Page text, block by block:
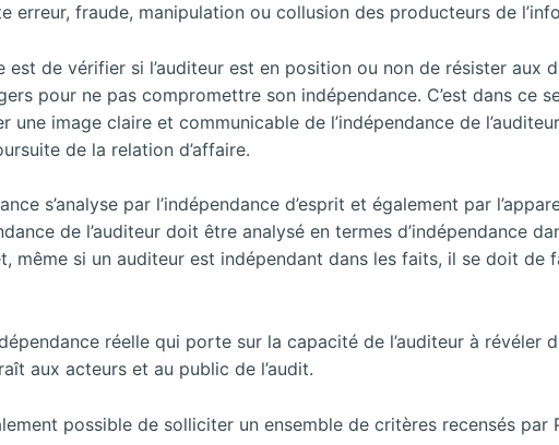
fraude, manipulation ou collusion des producteurs de
est de vérifier si l’auditeur est en position ou non de résister
pour ne pas compromettre son indépendance. C’est dans ce
image claire et communicable de l’indépendance de
de la relation d’affaire.
s’analyse par l’indépendance d’esprit et également par
de l’auditeur doit être analysé en termes d’indépendance
même si un auditeur est indépendant dans les faits, il se doit
réelle qui porte sur la capacité de l’auditeur à révéler
aux acteurs et au public de l’audit.
possible de solliciter un ensemble de critères recensés